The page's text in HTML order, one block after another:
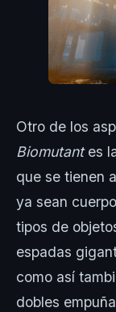
Otro de los
Biomutantes
que se tienen
ya sean
tipos de
espadas
como así
dobles